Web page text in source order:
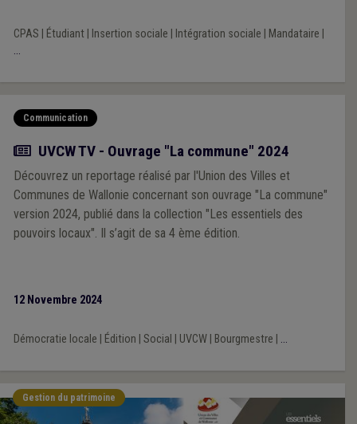
CPAS Étudiant| Insertion sociale Intégration sociale Mandataire
...
Communication
Actualité
UVCW TV - Ouvrage "La commune" 2024
Découvrez un reportage réalisé par l'Union des Villes et
Communes de Wallonie concernant son ouvrage "La commune"
version 2024, publié dans la collection "Les essentiels des
pouvoirs locaux". Il s’agit de sa 4 ème édition.
12 Novembre 2024
Démocratie locale Édition Social UVCW| Bourgmestre ...
Gestion du patrimoine